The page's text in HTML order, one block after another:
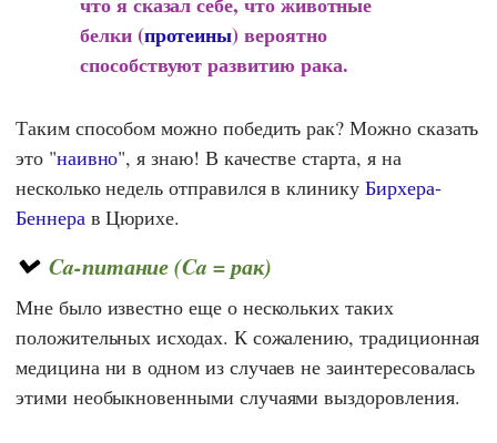
белки (протеины) вероятно
способствуют развитию рака.
Таким способом можно победить рак? Можно сказать
это "наивно", я знаю! В качестве старта, я на
несколько недель отправился в клинику Бирхера-
Беннера в Цюрихе.
Ca-питание (Ca = рак)
Мне было известно еще о нескольких таких
положительных исходах. К сожалению, традиционная
медицина ни в одном из случаев не заинтересовалась
этими необыкновенными случаями выздоровления.